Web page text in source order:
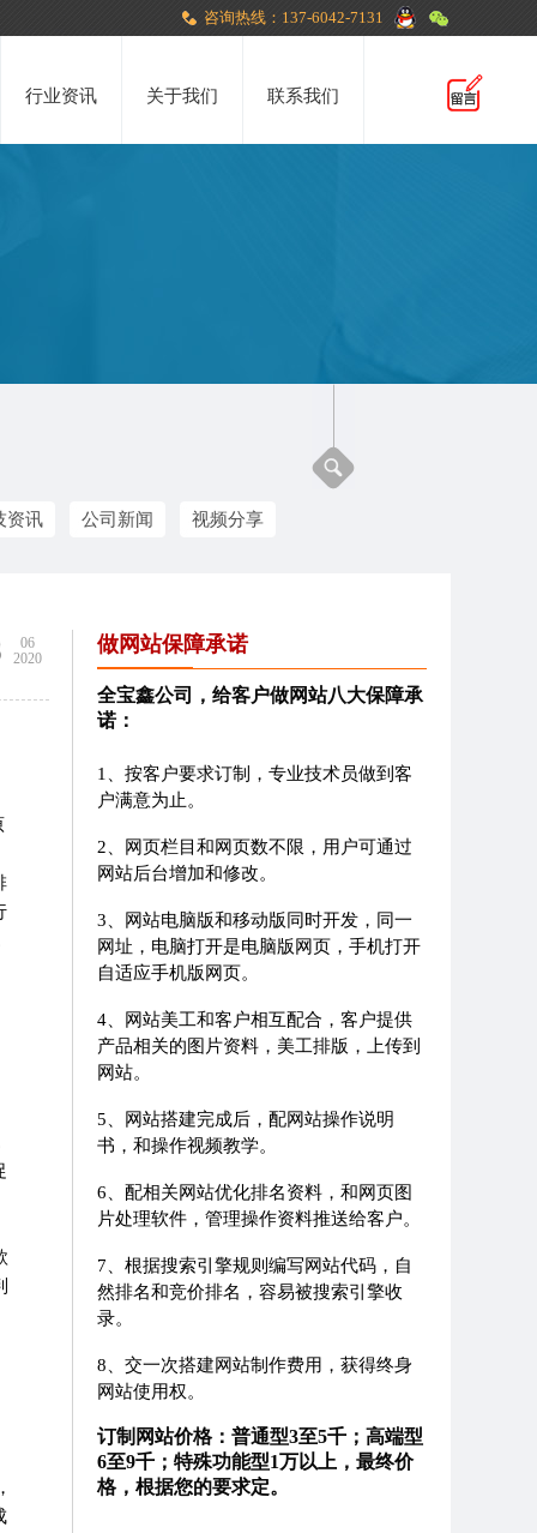
咨询热线：137-6042-7131
行业资讯 关于我们 联系我们
资讯 公司新闻 视频分享
06
2020
做网站保障承诺
全宝鑫公司，给客户做网站八大保障承
诺：
1、按客户要求订制，专业技术员做到客
户满意为止。
2、网页栏目和网页数不限，用户可通过
网站后台增加和修改。
3、网站电脑版和移动版同时开发，同一
网址，电脑打开是电脑版网页，手机打开
自适应手机版网页。
4、网站美工和客户相互配合，客户提供
产品相关的图片资料，美工排版，上传到
网站。
5、网站搭建完成后，配网站操作说明
书，和操作视频教学。
6、配相关网站优化排名资料，和网页图
片处理软件，管理操作资料推送给客户。
7、根据搜索引擎规则编写网站代码，自
然排名和竞价排名，容易被搜索引擎收
录。
8、交一次搭建网站制作费用，获得终身
网站使用权。
订制网站价格：普通型3至5千；高端型
6至9千；特殊功能型1万以上，最终价
格，根据您的要求定。